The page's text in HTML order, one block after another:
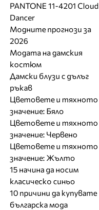
PANTONE 11-4201 Cloud
Dancer
Модните прогнози за
2026
Модата на дамския
костюм
Дамски блузи с дълъг
ръкав
Цветовете и тяхното
значение: Бяло
Цветовете и тяхното
значение: Червено
Цветовете и тяхното
значение: Жълто
15 начина да носим
класическо синьо
10 причини да купувате
българска мода